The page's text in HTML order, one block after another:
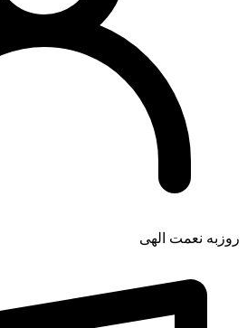
روزبه نعمت الهی